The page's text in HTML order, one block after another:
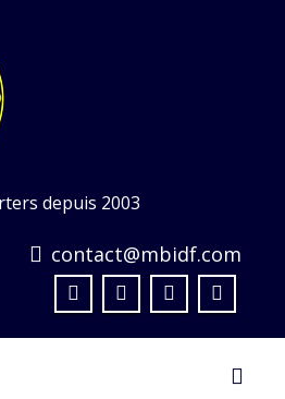
depuis 2003
contact@mbidf.com